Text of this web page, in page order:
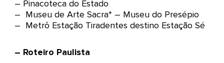
– Pinacoteca do Estado
– Museu de Arte Sacra* – Museu do Presépio
– Metrô Estação Tiradentes destino Estação Sé
– Roteiro Paulista